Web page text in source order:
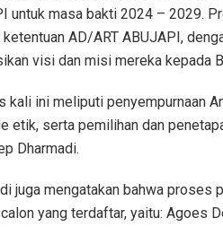
untuk masa bakti 2024 – 2029.
AD/ART ABUJAPI,
visi dan misi mereka kepada
kali ini meliputi penyempurnaan
etik, serta pemilihan dan
Dharmadi.
juga mengatakan bahwa
yang terdaftar, yaitu: Agoes